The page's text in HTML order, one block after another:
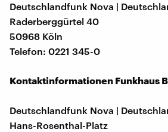
Deutschlandfunk Nova |
Raderberggürtel 40
50968 Köln
Telefon: 0221 345-0
Kontaktinformationen Funkhaus
Deutschlandfunk Nova |
Hans-Rosenthal-Platz